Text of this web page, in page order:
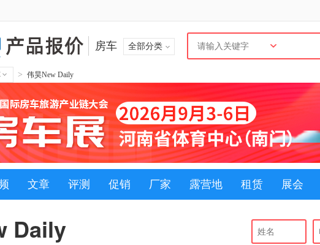
房车 全部分类
> 伟昊New Daily
文章 评测 促销 厂家 露营地 租赁 展会
Daily